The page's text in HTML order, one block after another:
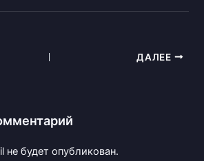
ДАЛЕЕ
не будет опубликован.